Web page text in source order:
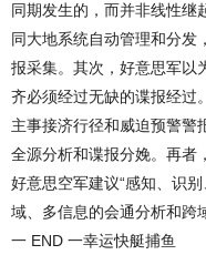
同期发生的，而并非线性继
同大地系统自动管理和分发
报采集。其次，好意思军以
齐必须经过无缺的谍报经过
主事接济行径和威迫预警警
全源分析和谍报分娩。再者
好意思空军建议“感知、识
域、多信息的会通分析和跨
一 END 一幸运快艇捕鱼